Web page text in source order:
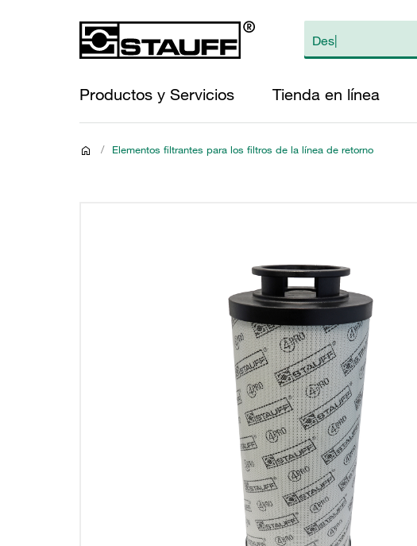
Productos y Servicios Tienda en línea
/ Elementos filtrantes para los filtros de la línea de retorno